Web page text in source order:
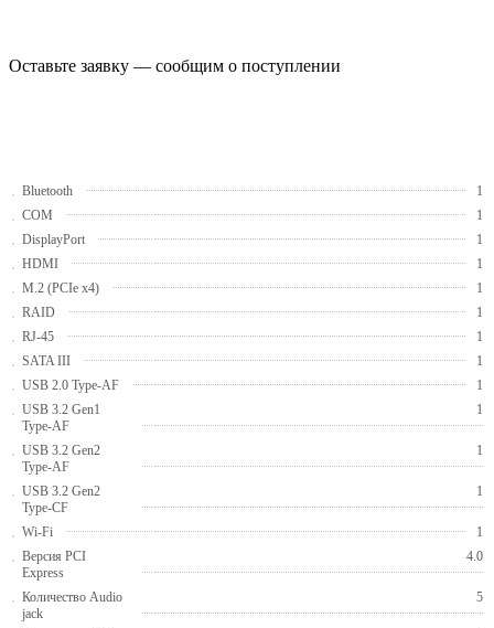
Оставьте заявку — сообщим о поступлении
Bluetooth
1
COM
1
DisplayPort
1
HDMI
1
M.2 (PCIe x4)
1
RAID
1
RJ-45
1
SATA III
1
USB 2.0 Type-AF
1
USB 3.2 Gen1
Type-AF
1
USB 3.2 Gen2
Type-AF
1
USB 3.2 Gen2
Type-CF
1
Wi-Fi
1
Версия PCI
Express
4.0
Количество Audio
jack
5